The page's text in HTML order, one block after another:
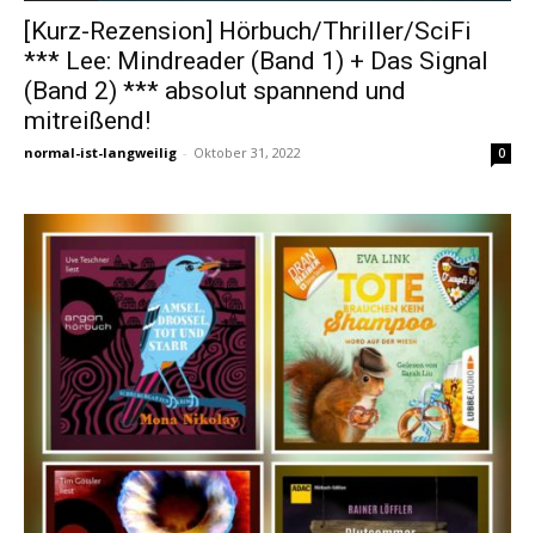
[Kurz-Rezension] Hörbuch/Thriller/SciFi
*** Lee: Mindreader (Band 1) + Das Signal
(Band 2) *** absolut spannend und
mitreißend!
normal-ist-langweilig - Oktober 31, 2022 0